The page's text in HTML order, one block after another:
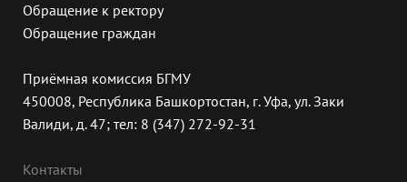
Обращение к ректору
Обращение граждан
Приёмная комиссия БГМУ
450008, Республика Башкортостан, г. Уфа, ул. Заки
Валиди, д. 47; тел: 8 (347) 272-92-31
Контакты